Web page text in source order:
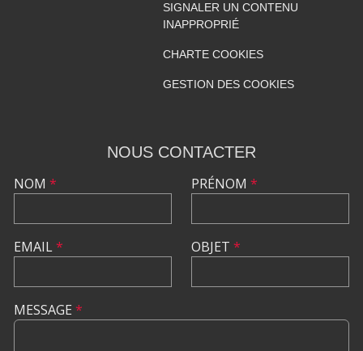
SIGNALER UN CONTENU
INAPPROPRIÉ
CHARTE COOKIES
GESTION DES COOKIES
NOUS CONTACTER
NOM *
EMAIL*
PRÉNOM *
OBJET *
MESSAGE *